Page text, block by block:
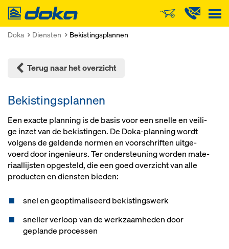
Doka
Doka Diensten Bekistingsplannen
Terug naar het overzicht
Bekistingsplannen
Een exac­te plan­ning is de ba­sis voor een snel­le en vei­li­
ge in­zet van de be­kis­tin­gen. De Doka-plan­ning wordt
vol­gens de gel­den­de nor­men en voor­schrif­ten uit­ge­
voerd door in­ge­ni­eurs. Ter on­der­s­teu­ning wor­den ma­te­
ri­aal­lijs­ten op­ge­s­teld, die een goed overzicht van al­le
pro­duc­ten en dien­s­ten bie­den:
snel en geoptimaliseerd bekistingswerk
sneller verloop van de werkzaamheden door
geplande processen